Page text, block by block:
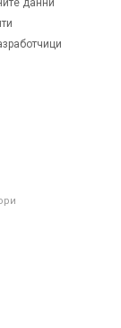
данни